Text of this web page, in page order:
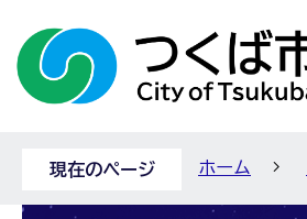
現在のページ ホーム